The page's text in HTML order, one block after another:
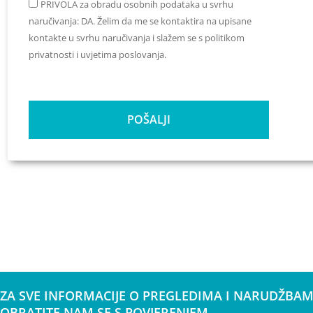
PRIVOLA za obradu osobnih podataka u svrhu
naručivanja: DA. Želim da me se kontaktira na upisane
kontakte u svrhu naručivanja i slažem se s politikom
privatnosti i uvjetima poslovanja.
POŠALJI
ZA SVE INFORMACIJE O PREGLEDIMA I